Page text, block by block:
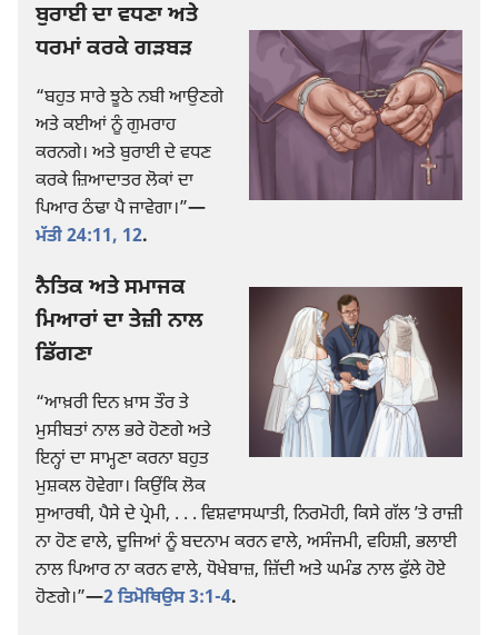
ਬੁਰਾਈ ਦਾ ਵਧਣਾ ਅਤੇ
ਧਰਮਾਂ ਕਰਕੇ ਗੜਬੜ
“ਬਹੁਤ ਸਾਰੇ ਝੂਠੇ ਨਬੀ ਆਉਣਗੇ
ਅਤੇ ਕਈਆਂ ਨੂੰ ਗੁਮਰਾਹ
ਕਰਨਗੇ। ਅਤੇ ਬੁਰਾਈ ਦੇ ਵਧਣ
ਕਰਕੇ ਜ਼ਿਆਦਾਤਰ ਲੋਕਾਂ ਦਾ
ਪਿਆਰ ਠੰਢਾ ਪੈ ਜਾਵੇਗਾ।”​—
ਮੱਤੀ 24:11, 12.
ਨੈਤਿਕ ਅਤੇ ਸਮਾਜਕ
ਮਿਆਰਾਂ ਦਾ ਤੇਜ਼ੀ ਨਾਲ
ਡਿੱਗਣਾ
“ਆਖ਼ਰੀ ਦਿਨ ਖ਼ਾਸ ਤੌਰ ਤੇ
ਮੁਸੀਬਤਾਂ ਨਾਲ ਭਰੇ ਹੋਣਗੇ ਅਤੇ
ਇਨ੍ਹਾਂ ਦਾ ਸਾਮ੍ਹਣਾ ਕਰਨਾ ਬਹੁਤ
ਮੁਸ਼ਕਲ ਹੋਵੇਗਾ। ਕਿਉਂਕਿ ਲੋਕ
ਸੁਆਰਥੀ, ਪੈਸੇ ਦੇ ਪ੍ਰੇਮੀ, . . . ਵਿਸ਼ਵਾਸਘਾਤੀ, ਨਿਰਮੋਹੀ, ਕਿਸੇ ਗੱਲ ʼਤੇ ਰਾਜ਼ੀ
ਨਾ ਹੋਣ ਵਾਲੇ, ਦੂਜਿਆਂ ਨੂੰ ਬਦਨਾਮ ਕਰਨ ਵਾਲੇ, ਅਸੰਜਮੀ, ਵਹਿਸ਼ੀ, ਭਲਾਈ
ਨਾਲ ਪਿਆਰ ਨਾ ਕਰਨ ਵਾਲੇ, ਧੋਖੇਬਾਜ਼, ਜ਼ਿੱਦੀ ਅਤੇ ਘਮੰਡ ਨਾਲ ਫੁੱਲੇ ਹੋਏ
ਹੋਣਗੇ।”​—2 ਤਿਮੋਥਿਉਸ 3:1-4.